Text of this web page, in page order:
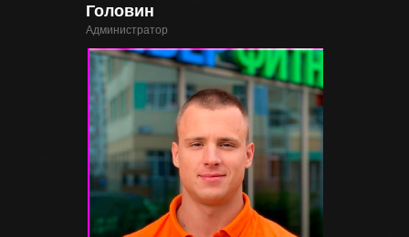
Администратор
Головин